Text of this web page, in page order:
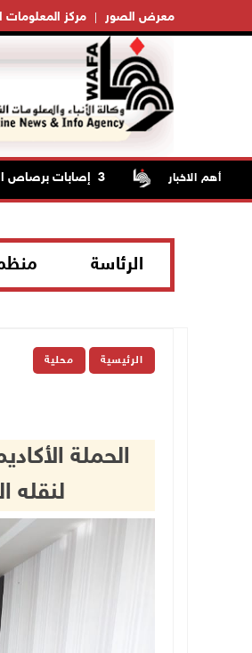
مركز معرض الصور
أهم الاخبارالنفط 3 إصابات برصاص الاحتلال شمال خان يونس
الرئاسة
الرئيسية محلية
الحملة
لنقله